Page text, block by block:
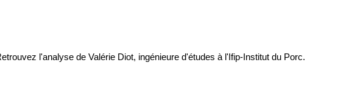
l'analyse de Valérie Diot, ingénieure d'études à l'Ifip-Institut du Porc.